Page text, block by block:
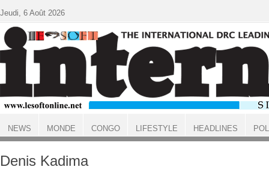
ACCUEIL
Denis Kadima
Jeudi, 6 Août 2026
NEWS MONDE CONGO LIFESTYLE HEADLINES